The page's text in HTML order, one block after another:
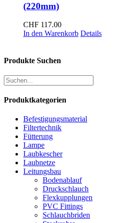
(220mm)
CHF 117.00
In den Warenkorb Details
Produkte Suchen
Produktkategorien
Befestigungsmaterial
Filtertechnik
Fütterung
Lampe
Laubkescher
Laubnetze
Leitungsbau
Bodenablauf
Druckschlauch
Flexkupplungen
PVC Fittings
Schlauchbriden